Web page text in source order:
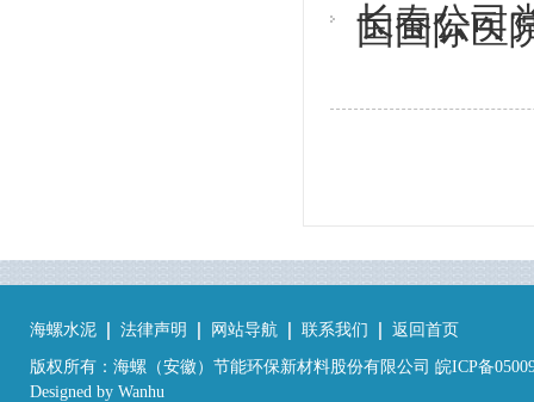
国国际医
长春公司
海螺水泥 法律声明 网站导航 联系我们 返回首页
版权所有：海螺（安徽）节能环保新材料股份有限公司 皖ICP备
Designed by Wanhu